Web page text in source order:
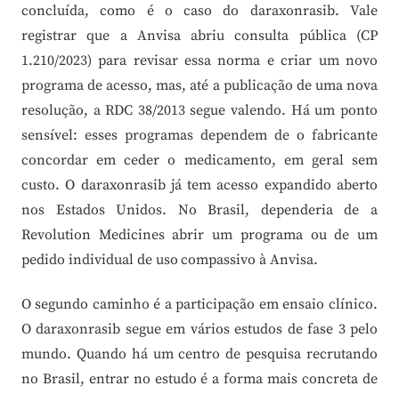
concluída, como é o caso do daraxonrasib. Vale
registrar que a Anvisa abriu consulta pública (CP
1.210/2023) para revisar essa norma e criar um novo
programa de acesso, mas, até a publicação de uma nova
resolução, a RDC 38/2013 segue valendo. Há um ponto
sensível: esses programas dependem de o fabricante
concordar em ceder o medicamento, em geral sem
custo. O daraxonrasib já tem acesso expandido aberto
nos Estados Unidos. No Brasil, dependeria de a
Revolution Medicines abrir um programa ou de um
pedido individual de uso compassivo à Anvisa.
O segundo caminho é a participação em ensaio clínico.
O daraxonrasib segue em vários estudos de fase 3 pelo
mundo. Quando há um centro de pesquisa recrutando
no Brasil, entrar no estudo é a forma mais concreta de